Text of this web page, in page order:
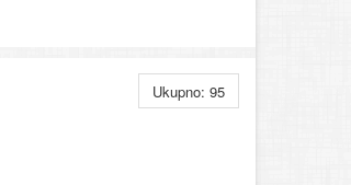
Ukupno: 95